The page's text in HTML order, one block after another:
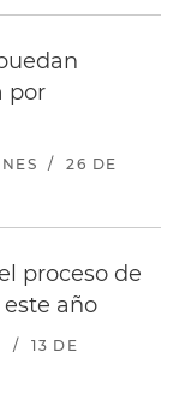
por
/
26 DE
proceso de
año
/
13 DE